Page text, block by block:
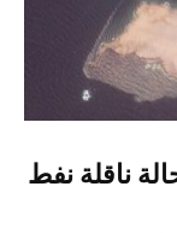
ناقلة نفط